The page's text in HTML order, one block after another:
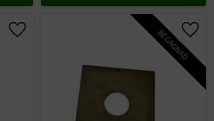
Lägg till i favoriter BEGAGNAD